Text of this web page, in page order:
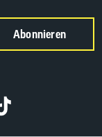
Abonnieren